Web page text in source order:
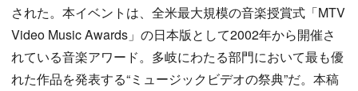
された。本イベントは、全米最大規模の音楽授賞式「MTV
Video Music Awards」の日本版として2002年から開催さ
れている音楽アワード。多岐にわたる部門において最も優
れた作品を発表する“ミュージックビデオの祭典”だ。本稿